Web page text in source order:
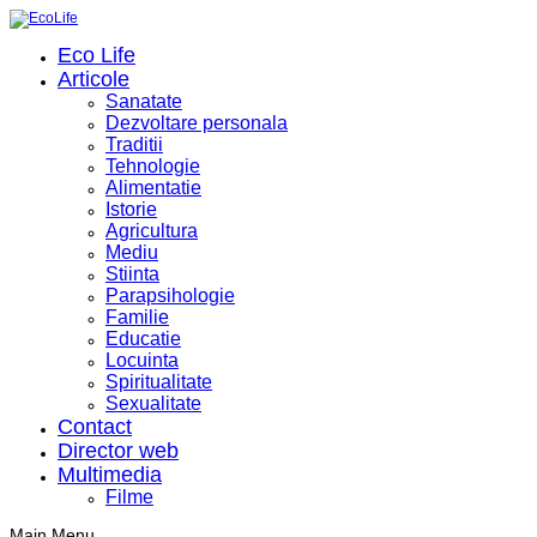
Eco Life
Articole
Sanatate
Dezvoltare personala
Traditii
Tehnologie
Alimentatie
Istorie
Agricultura
Mediu
Stiinta
Parapsihologie
Familie
Educatie
Locuinta
Spiritualitate
Sexualitate
Contact
Director web
Multimedia
Filme